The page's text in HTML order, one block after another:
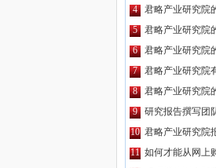
么特点？
4
君略产业研究院
么？
5
君略产业研究院
如何？
6
君略产业研究院
场调研主要区别
7
君略产业研究院
8
君略产业研究院
些？
9
研究报告撰写团
10 君略产业研究院
11 如何才能从网上